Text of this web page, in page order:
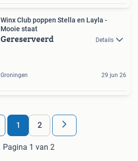
Winx Club poppen Stella en Layla -
Mooie staat
Gereserveerd Details
Groningen 29 jun 26
1 2
Pagina 1 van 2